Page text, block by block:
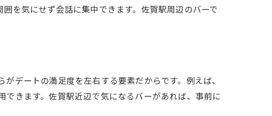
を気にせず会話に集中できます。佐賀駅周辺のバーで
デートの満足度を左右する要素だからです。例えば、
きます。佐賀駅近辺で気になるバーがあれば、事前に